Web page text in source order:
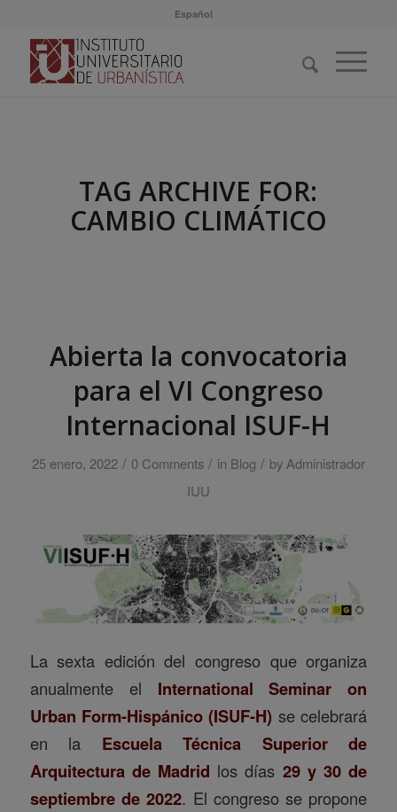
Español
TAG ARCHIVE FOR:
CAMBIO CLIMÁTICO
Abierta la convocatoria
para el VI Congreso
Internacional ISUF-H
25 enero, 2022 / 0 Comments / in Blog / by Administrador
IUU
La sexta edición del congreso que organiza
anualmente el International Seminar on
Urban Form-Hispánico (ISUF-H) se celebrará
en la Escuela Técnica Superior de
Arquitectura de Madrid los días 29 y 30 de
septiembre de 2022. El congreso se propone